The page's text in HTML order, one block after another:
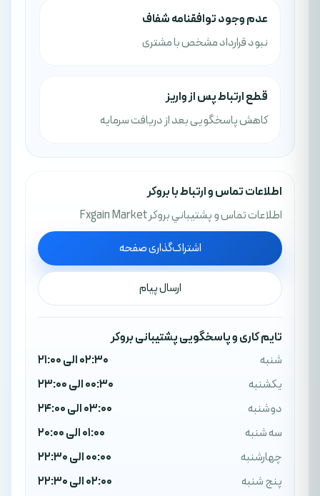
عدم وجود توافقنامه شفاف
نبود قرارداد مشخص با مشتری
قطع ارتباط پس از واریز
کاهش پاسخگویی بعد از دریافت سرمایه
اطلاعات تماس و ارتباط با بروکر
اطلاعات تماس و پشتيباني بروکر Fxgain Market
اشتراک‌گذاری صفحه
ارسال پیام
تایم کاری و پاسخگویی پشتیبانی بروکر
شنبه
02:30 الی 21:00
یکشنبه
00:30 الی 23:00
دوشنبه
03:00 الی 24:00
سه شنبه
01:00 الی 20:00
چهارشنبه
00:00 الی 22:30
پنج شنبه
02:00 الی 22:30